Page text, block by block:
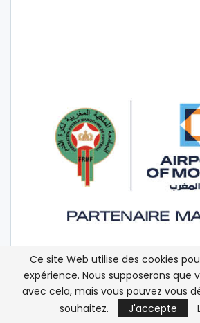
Ce site Web utilise des cookies
expérience. Nous supposerons que
avec cela, mais vous pouvez vous
souhaitez.
J'accepte